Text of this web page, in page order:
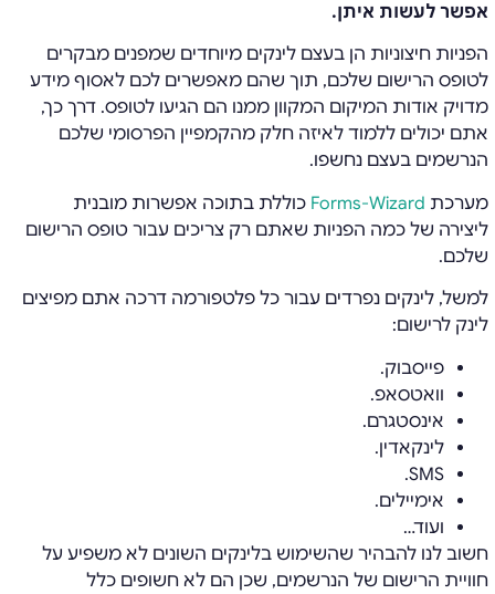
אפשר לעשות איתן.
הפניות חיצוניות הן בעצם לינקים מיוחדים שמפנים מבקרים
לטופס הרישום שלכם, תוך שהם מאפשרים לכם לאסוף מידע
מדויק אודות המיקום המקוון ממנו הם הגיעו לטופס. דרך כך,
אתם יכולים ללמוד לאיזה חלק מהקמפיין הפרסומי שלכם
הנרשמים בעצם נחשפו.
מערכת Forms-Wizard כוללת בתוכה אפשרות מובנית
ליצירה של כמה הפניות שאתם רק צריכים עבור טופס הרישום
שלכם.
למשל, לינקים נפרדים עבור כל פלטפורמה דרכה אתם מפיצים
לינק לרישום:
פייסבוק.
וואטסאפ.
אינסטגרם.
לינקאדין.
SMS.
אימיילים.
ועוד…
חשוב לנו להבהיר שהשימוש בלינקים השונים לא משפיע על
חוויית הרישום של הנרשמים, שכן הם לא חשופים כלל